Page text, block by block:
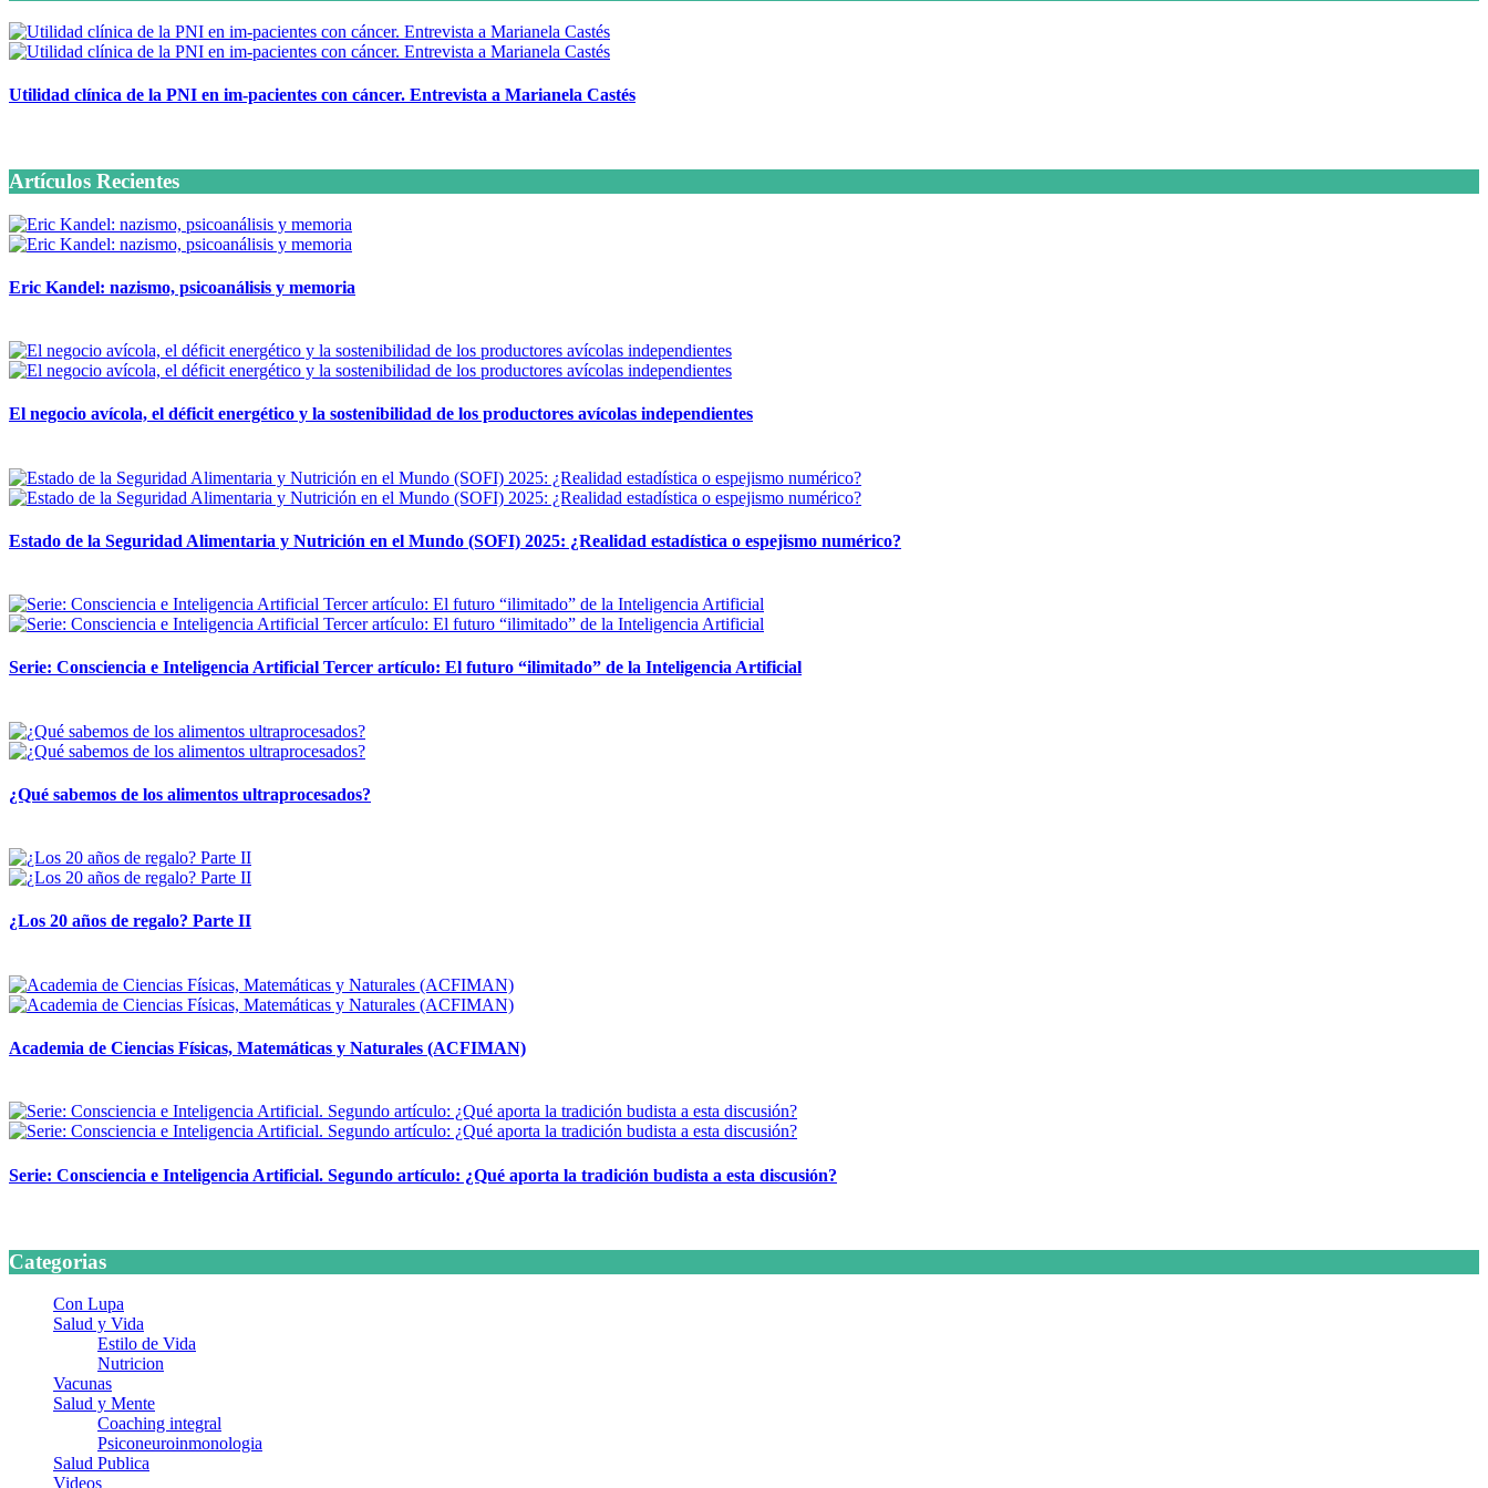
Utilidad clínica de la PNI en im-pacientes con cáncer. Entrevista a Marianela Castés
Artículos Recientes
Eric Kandel: nazismo, psicoanálisis y memoria
El negocio avícola, el déficit energético y la sostenibilidad de los productores avícolas independientes
Estado de la Seguridad Alimentaria y Nutrición en el Mundo (SOFI) 2025: ¿Realidad estadística o espejismo numérico?
Serie: Consciencia e Inteligencia Artificial Tercer artículo: El futuro “ilimitado” de la Inteligencia Artificial
¿Qué sabemos de los alimentos ultraprocesados?
¿Los 20 años de regalo? Parte II
Academia de Ciencias Físicas, Matemáticas y Naturales (ACFIMAN)
Serie: Consciencia e Inteligencia Artificial. Segundo artículo: ¿Qué aporta la tradición budista a esta discusión?
Categorias
Con Lupa
Salud y Vida
Estilo de Vida
Nutricion
Vacunas
Salud y Mente
Coaching integral
Psiconeuroinmonologia
Salud Publica
Videos